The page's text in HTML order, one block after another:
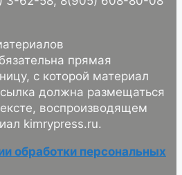
прямая
с которой материал
должна размещаться
воспроизводящем
kimrypress.ru.
обработки персональных